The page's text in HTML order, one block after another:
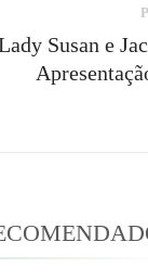
Susan e